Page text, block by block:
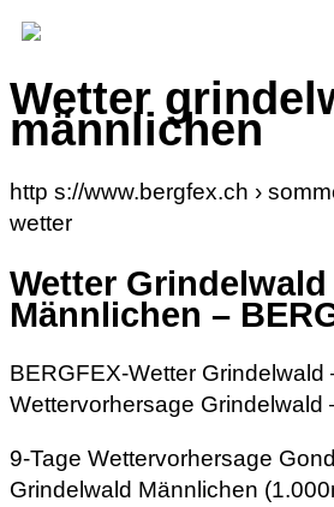
Wetter
männlichen
http s://www.bergfex.ch ›
wetter
Wetter Grindelwald
Männlichen –
BERGFEX-Wetter Grindelwald
Wettervorhersage Grindelwald
9-Tage Wettervorhersage
Grindelwald Männlichen